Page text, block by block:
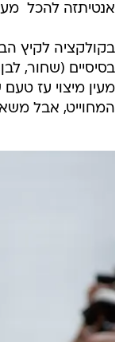
אנטיתזה להכל 
בקולקציה לקיץ
בסיסיים (שחור,
מעין מיצוי עז
המחוייט, אבל